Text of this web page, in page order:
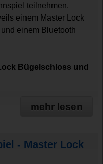
teilnehmen.
einem Master Lock
einem Bluetooth
Bügelschloss und
mehr lesen
- Master Lock